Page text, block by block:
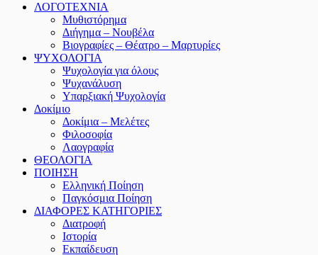
ΛΟΓΟΤΕΧΝΙΑ
Μυθιστόρημα
Διήγημα – Νουβέλα
Βιογραφίες – Θέατρο – Μαρτυρίες
ΨΥΧΟΛΟΓΙΑ
Ψυχολογία για όλους
Ψυχανάλυση
Υπαρξιακή Ψυχολογία
Δοκίμιο
Δοκίμια – Μελέτες
Φιλοσοφία
Λαογραφία
ΘΕΟΛΟΓΙΑ
ΠΟΙΗΣΗ
Ελληνική Ποίηση
Παγκόσμια Ποίηση
ΔΙΑΦΟΡΕΣ ΚΑΤΗΓΟΡΙΕΣ
Διατροφή
Ιστορία
Εκπαίδευση